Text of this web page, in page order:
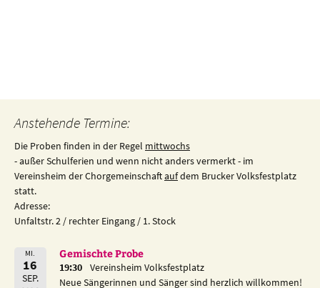
Beitragsnavigation
Anstehende Termine:
Die Proben finden in der Regel mittwochs
- außer Schulferien und wenn nicht anders vermerkt - im
Vereinsheim der Chorgemeinschaftaufdem Brucker Volksfestplatz
statt.
Adresse:
Unfaltstr. 2 / rechter Eingang / 1. Stock
MI.
16
SEP.
Gemischte Probe
19:30
Vereinsheim Volksfestplatz
Neue Sängerinnen und Sänger sind herzlich willkommen!